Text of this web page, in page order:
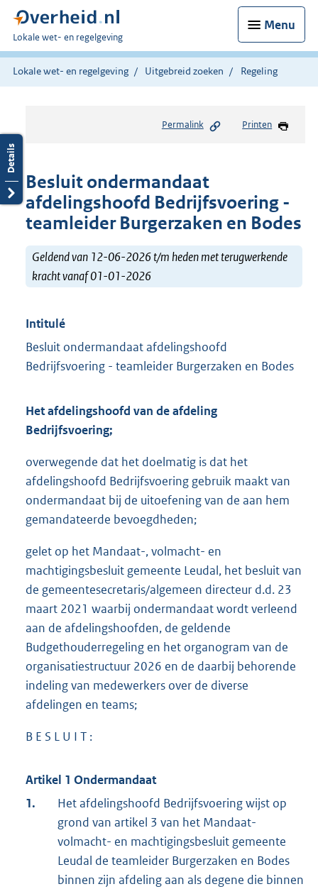
Menu
U
bent
hier:
Lokale wet- en regelgeving
Lokale wet- en regelgeving Uitgebreid zoeken Regeling
Permalink Printen
Besluit ondermandaat
afdelingshoofd Bedrijfsvoering -
teamleider Burgerzaken en Bodes
Geldend van 12-06-2026 t/m heden met terugwerkende
kracht vanaf 01-01-2026
Intitulé
Besluit ondermandaat afdelingshoofd
Bedrijfsvoering - teamleider Burgerzaken en Bodes
Het afdelingshoofd van de afdeling
Bedrijfsvoering;
overwegende dat het doelmatig is dat het
afdelingshoofd Bedrijfsvoering gebruik maakt van
ondermandaat bij de uitoefening van de aan hem
gemandateerde bevoegdheden;
gelet op het Mandaat-, volmacht- en
machtigingsbesluit gemeente Leudal, het besluit van
de gemeentesecretaris/algemeen directeur d.d. 23
maart 2021 waarbij ondermandaat wordt verleend
aan de afdelingshoofden, de geldende
Budgethouderregeling en het organogram van de
organisatiestructuur 2026 en de daarbij behorende
indeling van medewerkers over de diverse
afdelingen en teams;
B E S L U I T :
Artikel 1 Ondermandaat
1.
Het afdelingshoofd Bedrijfsvoering wijst op
grond van artikel 3 van het Mandaat-
volmacht- en machtigingsbesluit gemeente
Leudal de teamleider Burgerzaken en Bodes
binnen zijn afdeling aan als degene die binnen